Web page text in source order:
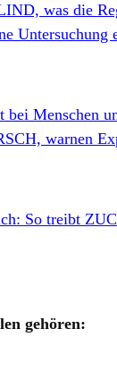
was die
Untersuchung
bei Menschen
warnen
So treibt
gehören: